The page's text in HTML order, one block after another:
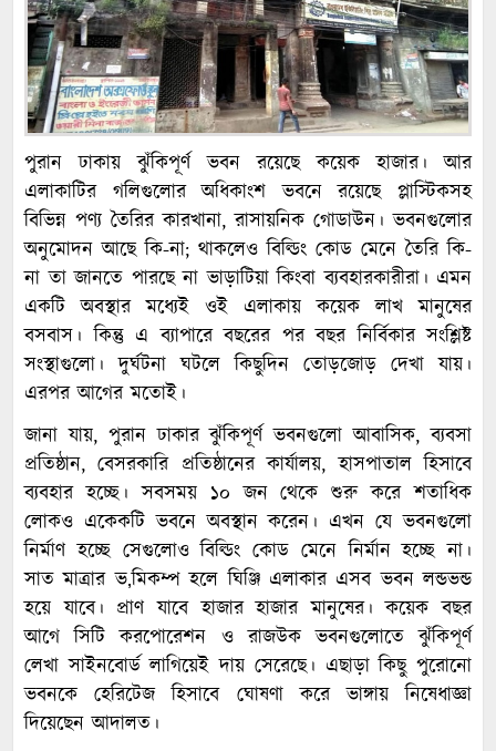
পুরান ঢাকায় ঝুঁকিপূর্ণ ভবন রয়েছে কয়েক হাজার। আর
এলাকাটির গলিগুলোর অধিকাংশ ভবনে রয়েছে প্লাস্টিকসহ
বিভিন্ন পণ্য তৈরির কারখানা, রাসায়নিক গোডাউন। ভবনগুলোর
অনুমোদন আছে কি-না; থাকলেও বিল্ডিং কোড মেনে তৈরি কি-
না তা জানতে পারছে না ভাড়াটিয়া কিংবা ব্যবহারকারীরা। এমন
একটি অবস্থার মধ্যেই ওই এলাকায় কয়েক লাখ মানুষের
বসবাস। কিন্তু এ ব্যাপারে বছরের পর বছর নির্বিকার সংশ্লিষ্ট
সংস্থাগুলো। দুর্ঘটনা ঘটলে কিছুদিন তোড়জোড় দেখা যায়।
এরপর আগের মতোই।
জানা যায়, পুরান ঢাকার ঝুঁকিপূর্ণ ভবনগুলো আবাসিক, ব্যবসা
প্রতিষ্ঠান, বেসরকারি প্রতিষ্ঠানের কার্যালয়, হাসপাতাল হিসাবে
ব্যবহার হচ্ছে। সবসময় ১০ জন থেকে শুরু করে শতাধিক
লোকও একেকটি ভবনে অবস্থান করেন। এখন যে ভবনগুলো
নির্মাণ হচ্ছে সেগুলোও বিল্ডিং কোড মেনে নির্মান হচ্ছে না।
সাত মাত্রার ভ‚মিকম্প হলে ঘিঞ্জি এলাকার এসব ভবন লন্ডভন্ড
হয়ে যাবে। প্রাণ যাবে হাজার হাজার মানুষের। কয়েক বছর
আগে সিটি করপোরেশন ও রাজউক ভবনগুলোতে ঝুঁকিপূর্ণ
লেখা সাইনবোর্ড লাগিয়েই দায় সেরেছে। এছাড়া কিছু পুরোনো
ভবনকে হেরিটেজ হিসাবে ঘোষণা করে ভাঙ্গায় নিষেধাজ্ঞা
দিয়েছেন আদালত।